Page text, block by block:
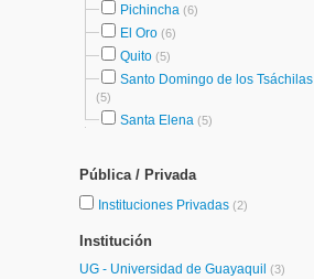
Pichincha (6)
El Oro (6)
Quito (5)
Santo Domingo de los Tsáchilas
(5)
Santa Elena (5)
Pública / Privada
Instituciones Privadas (2)
Institución
UG - Universidad de Guayaquil (3)